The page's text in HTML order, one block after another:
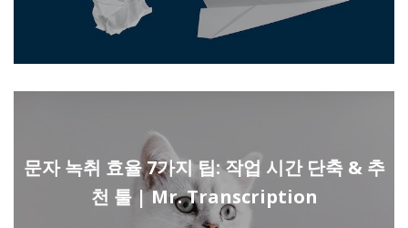
문자 녹취 효율 7가지 팁: 작업 시간 단축 & 추
천 툴 | Mr. Transcription